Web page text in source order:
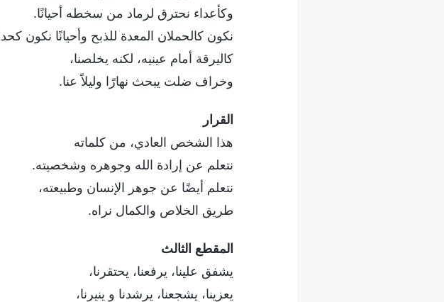
وكأعداء نحترق لرماد من سخطه أحيانًا.
نكون كالحملان المعدة للذبح وأحيانًا نكون
كاليرقة أمام عينيه، لكنه يخلصنا،
وخراف ضلت يبحث نهارًا وليلاً عنا.
القرار
هذا الشخص العادي، من كلماته
نتعلم عن إرادة الله وجوهره وشخصيته.
نتعلم أيضًا عن جوهر الإنسان وطبيعته،
طريق الخلاص والكمال نراه.
المقطع الثالث
يشفق علينا، يرفعنا، يحتقرنا،
يعزينا، يشجعنا، يرشدنا و ينيرنا،